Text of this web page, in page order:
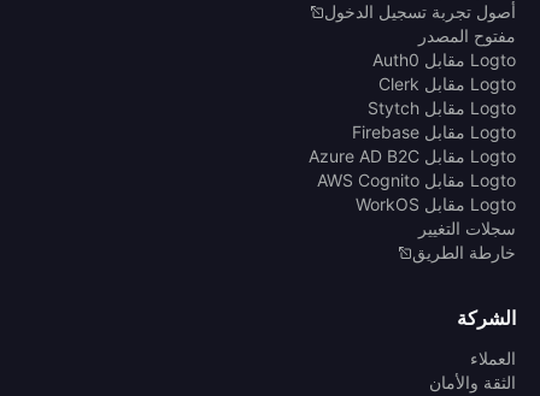
أصول تجربة تسجيل الدخول
مفتوح المصدر
Logto مقابل Auth0
Logto مقابل Clerk
Logto مقابل Stytch
Logto مقابل Firebase
Logto مقابل Azure AD B2C
Logto مقابل AWS Cognito
Logto مقابل WorkOS
سجلات التغيير
خارطة الطريق
الشركة
العملاء
الثقة والأمان